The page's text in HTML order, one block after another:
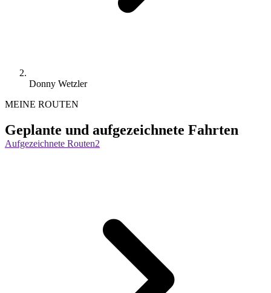
Donny Wetzler
MEINE ROUTEN
Geplante und aufgezeichnete Fahrten
Aufgezeichnete Routen2